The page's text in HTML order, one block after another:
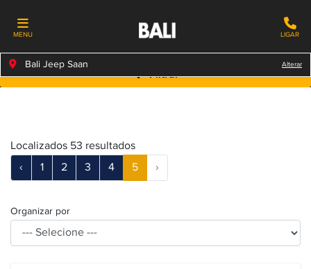
MENU LIGAR
Bali Jeep Saan Alterar
Localizados 53 resultados
‹
1 2 3 4 5 ›
Filtrar
Organizar por